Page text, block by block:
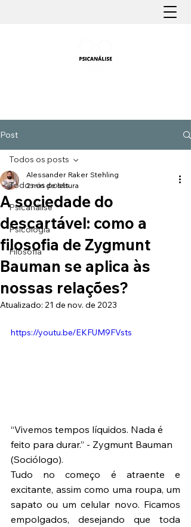
Post
Todos os posts
Psicanálise
Psicologia
Filosofia
Todos os posts
A sociedade do
descartável: como a
filosofia de Zygmunt
Bauman se aplica às
nossas relações?
Alessander Raker Stehling
2 min de leitura
Atualizado: 21 de nov. de 2023
https://youtu.be/EKFUM9FVsts
“Vivemos tempos líquidos. Nada é
feito para durar.” - Zygmunt Bauman
(Sociólogo).
Tudo no começo é atraente e
excitante, assim como uma roupa, um
sapato ou um celular novo. Ficamos
empolgados, desejando que toda